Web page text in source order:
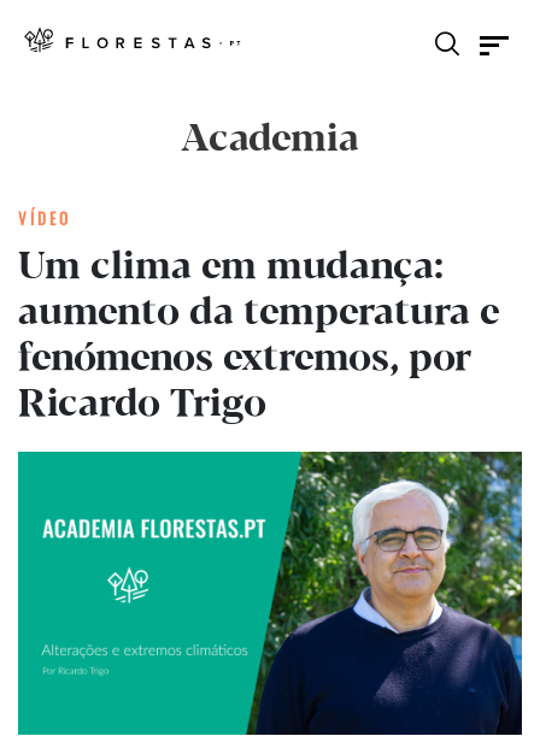
Academia
VÍDEO
Um clima em mudança:
aumento da temperatura e
fenómenos extremos, por
Ricardo Trigo